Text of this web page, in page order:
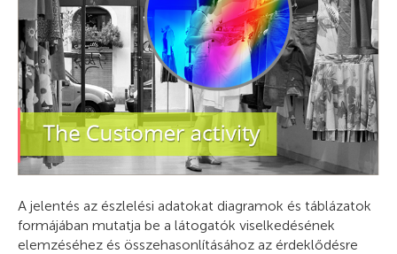
A jelentés az észlelési adatokat diagramok és táblázatok
formájában mutatja be a látogatók viselkedésének
elemzéséhez és összehasonlításához az érdeklődésre